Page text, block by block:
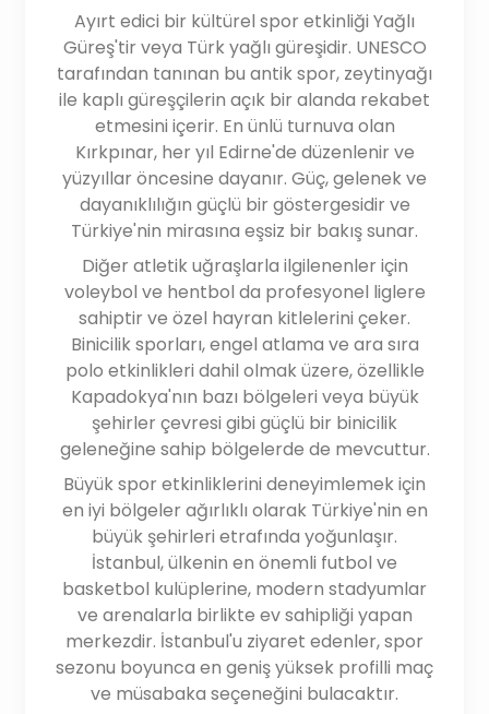
Ayırt edici bir kültürel spor etkinliği Yağlı
Güreş'tir veya Türk yağlı güreşidir. UNESCO
tarafından tanınan bu antik spor, zeytinyağı
ile kaplı güreşçilerin açık bir alanda rekabet
etmesini içerir. En ünlü turnuva olan
Kırkpınar, her yıl Edirne'de düzenlenir ve
yüzyıllar öncesine dayanır. Güç, gelenek ve
dayanıklılığın güçlü bir göstergesidir ve
Türkiye'nin mirasına eşsiz bir bakış sunar.
Diğer atletik uğraşlarla ilgilenenler için
voleybol ve hentbol da profesyonel liglere
sahiptir ve özel hayran kitlelerini çeker.
Binicilik sporları, engel atlama ve ara sıra
polo etkinlikleri dahil olmak üzere, özellikle
Kapadokya'nın bazı bölgeleri veya büyük
şehirler çevresi gibi güçlü bir binicilik
geleneğine sahip bölgelerde de mevcuttur.
Büyük spor etkinliklerini deneyimlemek için
en iyi bölgeler ağırlıklı olarak Türkiye'nin en
büyük şehirleri etrafında yoğunlaşır.
İstanbul, ülkenin en önemli futbol ve
basketbol kulüplerine, modern stadyumlar
ve arenalarla birlikte ev sahipliği yapan
merkezdir. İstanbul'u ziyaret edenler, spor
sezonu boyunca en geniş yüksek profilli maç
ve müsabaka seçeneğini bulacaktır.